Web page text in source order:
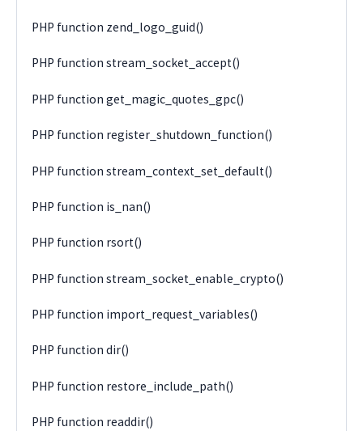
PHP function zend_logo_guid()
PHP function stream_socket_accept()
PHP function get_magic_quotes_gpc()
PHP function register_shutdown_function()
PHP function stream_context_set_default()
PHP function is_nan()
PHP function rsort()
PHP function stream_socket_enable_crypto()
PHP function import_request_variables()
PHP function dir()
PHP function restore_include_path()
PHP function readdir()